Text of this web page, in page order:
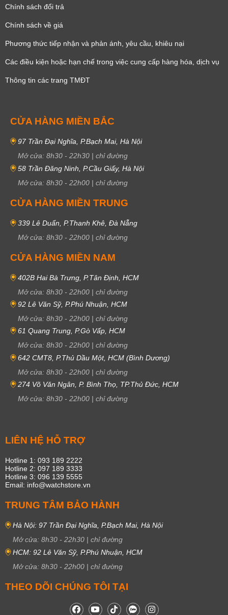
Chính sách đổi trả
Chính sách về giá
Phương thức tiếp nhận và phản ánh, yêu cầu, khiêu nại
Các điều kiện hoặc hạn chế trong việc cung cấp hàng hóa, dịch vụ
Thông tin các trang TMĐT
CỬA HÀNG MIỀN BẮC
97 Trần Đại Nghĩa, P.Bạch Mai, Hà Nội
Mở cửa: 8h30 - 22h30 | chỉ đường
58 Trần Đăng Ninh, P.Cầu Giấy, Hà Nội
Mở cửa: 8h30 - 22h00 | chỉ đường
CỬA HÀNG MIỀN TRUNG
339 Lê Duẩn, P.Thanh Khê, Đà Nẵng
Mở cửa: 8h30 - 22h00 | chỉ đường
CỬA HÀNG MIỀN NAM
402B Hai Bà Trưng, P.Tân Định, HCM
Mở cửa: 8h30 - 22h00 | chỉ đường
92 Lê Văn Sỹ, P.Phú Nhuận, HCM
Mở cửa: 8h30 - 22h00 | chỉ đường
61 Quang Trung, P.Gò Vấp, HCM
Mở cửa: 8h30 - 22h00 | chỉ đường
642 CMT8, P.Thủ Dầu Một, HCM (Bình Dương)
Mở cửa: 8h30 - 22h00 | chỉ đường
274 Võ Văn Ngân, P. Bình Thọ, TP.Thủ Đức, HCM
Mở cửa: 8h30 - 22h00 | chỉ đường
LIÊN HỆ HỖ TRỢ
Hotline 1: 093 189 2222
Hotline 2: 097 189 3333
Hotline 3: 096 139 5555
Email: info@watchstore.vn
TRUNG TÂM BẢO HÀNH
Hà Nội: 97 Trần Đại Nghĩa, P.Bạch Mai, Hà Nội
Mở cửa: 8h30 - 22h30 | chỉ đường
HCM: 92 Lê Văn Sỹ, P.Phú Nhuận, HCM
Mở cửa: 8h30 - 22h00 | chỉ đường
THEO DÕI CHÚNG TÔI TẠI